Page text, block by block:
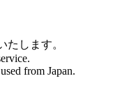
たします。
from Japan.